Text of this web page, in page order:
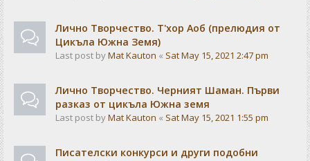
Лично Творчество. Т'хор Аоб (прелюдия от
Цикъла Южна Земя)
Last post byMat Kauton « Sat May 15, 2021 2:47 pm
Лично Творчество. Черният Шаман. Първи
разказ от цикъла Южна земя
Last post byMat Kauton « Sat May 15, 2021 1:55 pm
Писателски конкурси и други подобни